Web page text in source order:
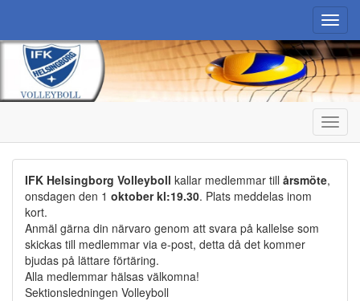
IFK Helsingborg Volleyboll kallar medlemmar till årsmöte,
onsdagen den 1 oktober kl:19.30. Plats meddelas inom
kort.
Anmäl gärna din närvaro genom att svara på kallelse som
skickas till medlemmar via e-post, detta då det kommer
bjudas på lättare förtäring.
Alla medlemmar hälsas välkomna!
Sektionsledningen Volleyboll